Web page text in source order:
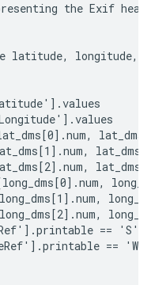
the Exif
latitude, longitude,
==
==